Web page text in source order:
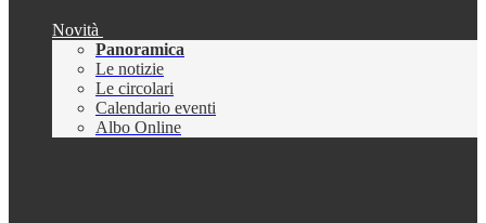
Novità
Panoramica
Le notizie
Le circolari
Calendario eventi
Albo Online